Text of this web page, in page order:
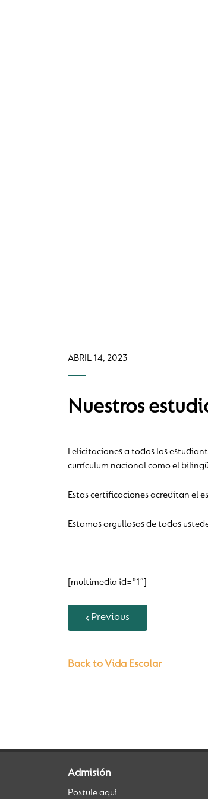
ABRIL 14, 2023
Nuestros
Felicitaciones a todos los
currículum nacional como el
Estas certificaciones acreditan el
Estamos orgullosos de todos
[multimedia id=”1″]
Previous
Back to Vida Escolar
Admisión
Postule aquí